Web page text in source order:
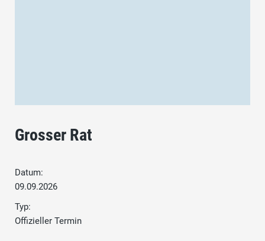
Grosser Rat
Datum:
09.09.2026
Typ:
Offizieller Termin